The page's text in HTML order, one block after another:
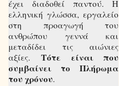
έχει διαδοθεί παντού. Η
ελληνική γλώσσα, εργαλείο
στη προαγωγή του
ανθρώπου γεννά και
μεταδίδει τις αιώνιες
αξίες.Τότε είναι που
συμβαίνει το Πλήρωμα
του χρόνου.